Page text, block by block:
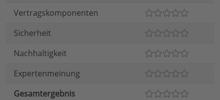
Vertragskomponenten
Sicherheit
Nachhaltigkeit
Expertenmeinung
Gesamtergebnis